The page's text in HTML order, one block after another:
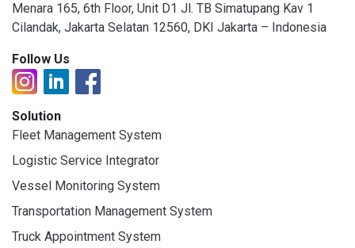
Menara 165, 6th Floor, Unit D1 Jl. TB Simatupang Kav 1
Cilandak, Jakarta Selatan 12560, DKI Jakarta – Indonesia
Follow Us
Solution
Fleet Management System
Logistic Service Integrator
Vessel Monitoring System
Transportation Management System
Truck Appointment System